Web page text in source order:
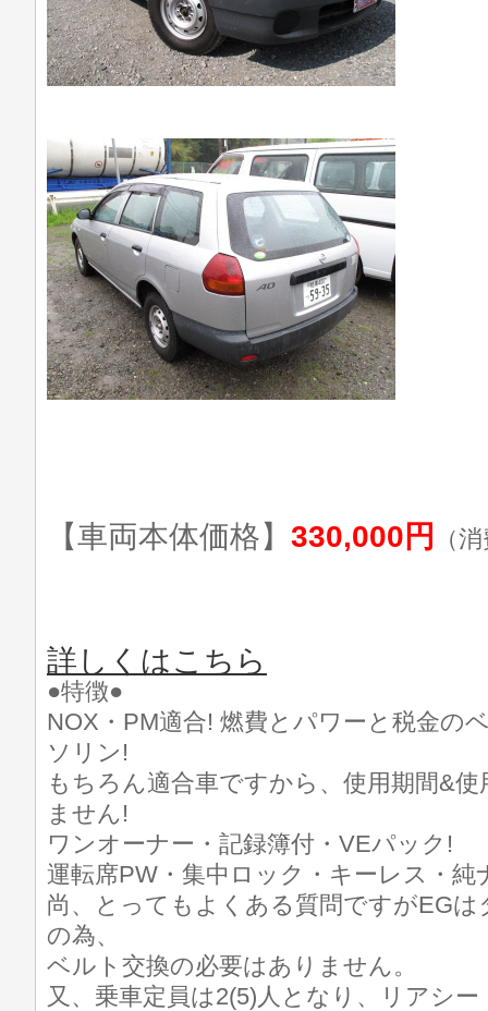
【車両本体価格】 330,000円 （
詳しくはこちら
●特徴●
NOX・PM適合! 燃費とパワーと税金の
ソリン!
もちろん適合車ですから、使用期間&
ません!
ワンオーナー・記録簿付・VEパック!
運転席PW・集中ロック・キーレス・純
尚、とってもよくある質問ですがEG
の為、
ベルト交換の必要はありません。
又、乗車定員は2(5)人となり、リアシ